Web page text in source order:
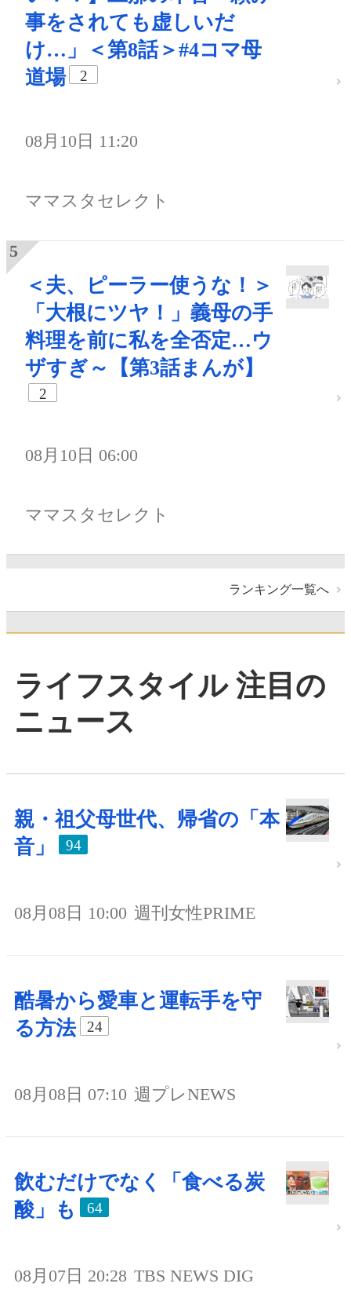
事をされても虚しいだ
け…」＜第8話＞#4コマ母
道場
2
08月10日 11:20
ママスタセレクト
＜夫、ピーラー使うな！＞
「大根にツヤ！」義母の手
料理を前に私を全否定…ウ
ザすぎ～【第3話まんが】
2
08月10日 06:00
ママスタセレクト
ランキング一覧へ
ライフスタイル 注目の
ニュース
親・祖父母世代、帰省の「本
音」
94
08月08日 10:00 週刊女性PRIME
酷暑から愛車と運転手を守
る方法
24
08月08日 07:10 週プレNEWS
飲むだけでなく「食べる炭
酸」も
64
08月07日 20:28 TBS NEWS DIG